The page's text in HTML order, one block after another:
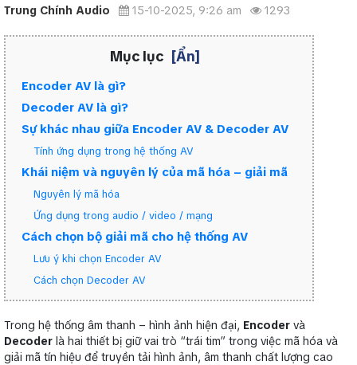
Trung Chính Audio 15-10-2025, 9:26 am 1293
Mục lục [Ẩn]
Encoder AV là gì?
Decoder AV là gì?
Sự khác nhau giữa Encoder AV & Decoder AV
Tính ứng dụng trong hệ thống AV
Khái niệm và nguyên lý của mã hóa – giải mã
Nguyên lý mã hóa
Ứng dụng trong audio / video / mạng
Cách chọn bộ giải mã cho hệ thống AV
Lưu ý khi chọn Encoder AV
Cách chọn Decoder AV
Trong hệ thống âm thanh – hình ảnh hiện đại, Encoder và
Decoder là hai thiết bị giữ vai trò “trái tim” trong việc mã hóa và
giải mã tín hiệu để truyền tải hình ảnh, âm thanh chất lượng cao